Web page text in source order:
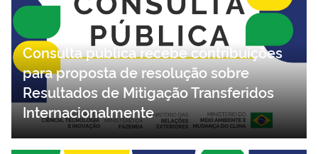
Consulta pública recebe contribuições
para proposta de resolução sobre
Resultados de Mitigação Transferidos
Internacionalmente